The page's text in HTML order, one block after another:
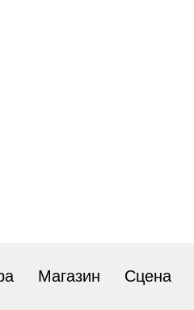
Магазин Сцена